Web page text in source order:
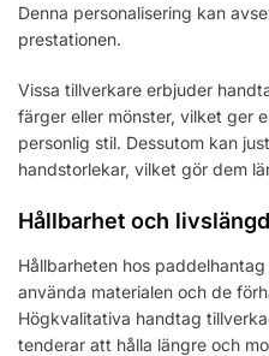
Denna personalisering kan
prestationen.
Vissa tillverkare erbjuder
färger eller mönster, vilket ger
personlig stil. Dessutom kan
handstorlekar, vilket gör dem
Hållbarhet och
Hållbarheten hos
använda materialen och de
Högkvalitativa handtag
tenderar att hålla längre och